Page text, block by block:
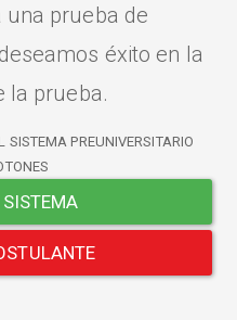
prueba de
éxito en la
la prueba.
SISTEMA PREUNIVERSITARIO